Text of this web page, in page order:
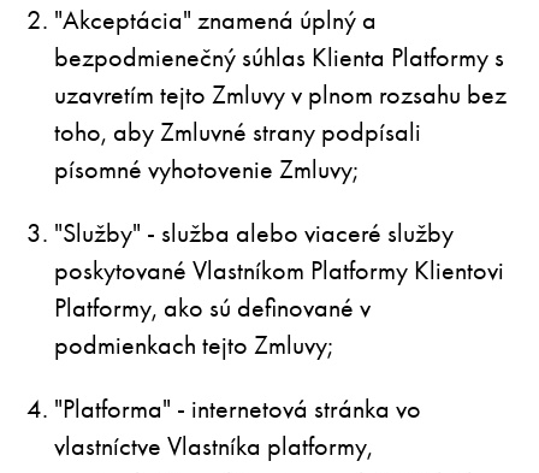
"Akceptácia" znamená úplný a
bezpodmienečný súhlas Klienta Platformy s
uzavretím tejto Zmluvy v plnom rozsahu bez
toho, aby Zmluvné strany podpísali
písomné vyhotovenie Zmluvy;
"Služby" - služba alebo viaceré služby
poskytované Vlastníkom Platformy Klientovi
Platformy, ako sú definované v
podmienkach tejto Zmluvy;
"Platforma" - internetová stránka vo
vlastníctve Vlastníka platformy,